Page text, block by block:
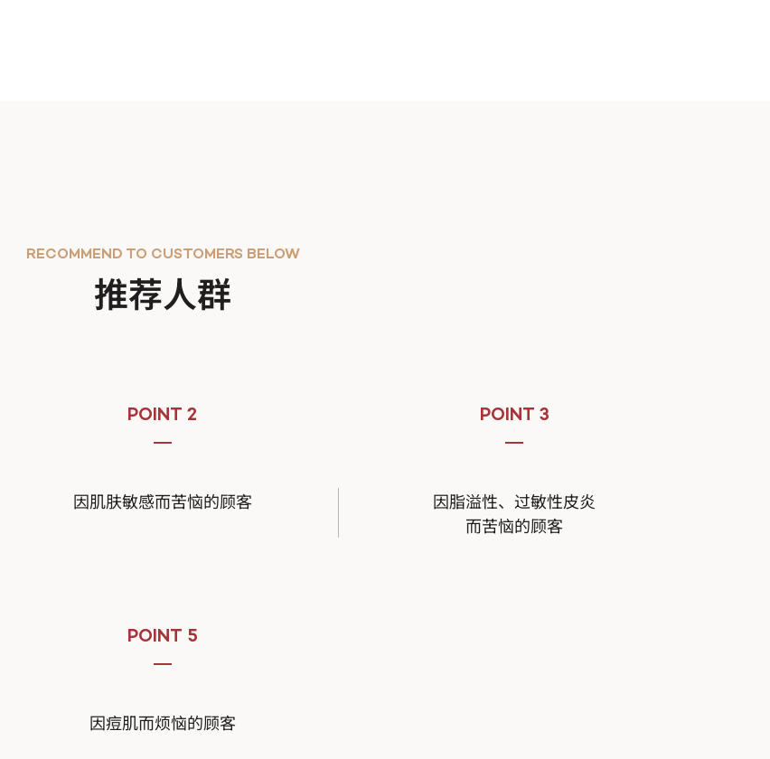
推荐人群
RECOMMEND TO CUSTOMERS BELOW
POINT 2
因肌肤敏感而苦恼的顾客
POINT 3
因脂溢性、过敏性皮炎
而苦恼的顾客
POINT 5
因痘肌而烦恼的顾客